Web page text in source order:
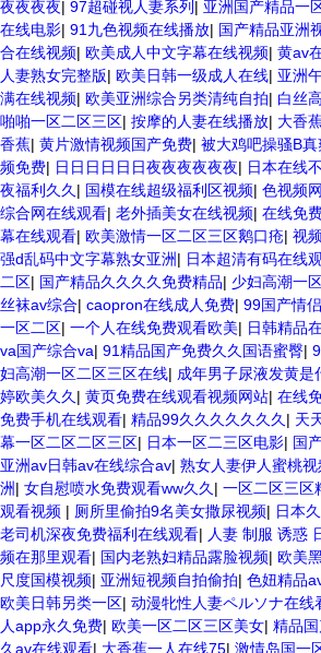
夜夜夜夜| 97超碰视人妻系列 | 亚洲国产精品一
在线电影| 91九色视频在线播放| 国产精品亚洲
合在线视频| 欧美成人中文字幕在线视频| 黄av
人妻熟女完整版| 欧美日韩一级成人在线| 亚洲
满在线视频| 欧美亚洲综合另类清纯自拍| 白丝
啪啪一区二区三区| 按摩的人妻在线播放| 大香
香蕉| 黄片激情视频国产免费| 被大鸡吧操骚B
频免费| 日日日日日日夜夜夜夜夜夜| 日本在线
夜福利久久 | 国模在线超级福利区视频| 色视频
综合网在线观看| 老外插美女在线视频| 在线免
幕在线观看| 欧美激情一区二区三区鹅口疮| 视
强d乱码中文字幕熟女亚洲| 日本超清有码在线
二区| 国产精品久久久久免费精品| 少妇高潮一
丝袜av综合| caopron在线成人免费| 99国产情
一区二区| 一个人在线免费观看欧美| 日韩精品
va国产综合va| 91精品国产免费久久国语蜜臀|
妇高潮一区二区三区在线| 成年男子尿液发黄是
婷欧美久久 | 黄页免费在线观看视频网站| 在线
免费手机在线观看| 精品99久久久久久久久 | 天
幕一区二区二区三区| 日本一区二三区电影| 国
亚洲av日韩av在线综合av| 熟女人妻伊人蜜桃视
洲| 女自慰喷水免费观看ww久久 | 一区二区三区
观看视频 | 厕所里偷拍9名美女撒尿视频| 日本
老司机深夜免费福利在线观看| 人妻 制服 诱惑
频在那里观看| 国内老熟妇精品露脸视频| 欧美
尺度国模视频| 亚洲短视频自拍偷拍| 色妞精品
欧美日韩另类一区| 动漫牝性人妻ペルソナ在线
人app永久免费| 欧美一区二区三区美女| 精品
久av在线观看| 大香蕉一人在线75| 激情岛国一